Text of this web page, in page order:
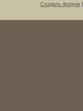
Создать форум